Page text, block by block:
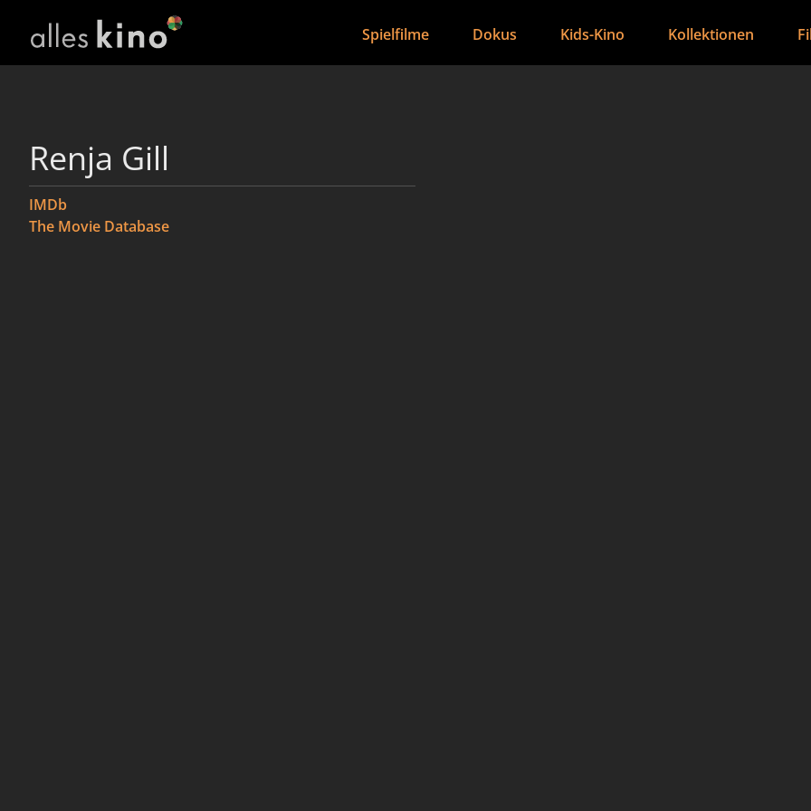
Spielfilme Dokus Kids-Kino Kollektionen
Renja Gill
IMDb
The Movie Database